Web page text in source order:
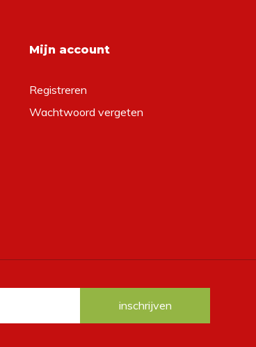
Mijn account
Registreren
Wachtwoord vergeten